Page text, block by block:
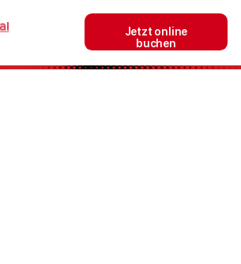
Jetzt online
buchen